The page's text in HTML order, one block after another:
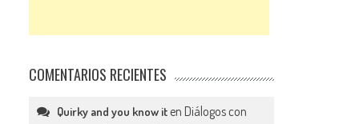
COMENTARIOS RECIENTES
Quirky and you know it en Diálogos con